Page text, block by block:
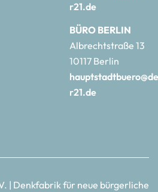
r21.de
BÜRO BERLIN
Albrechtstraße 13
10117 Berlin
r21.de
| Denkfabrik für neue bürgerliche